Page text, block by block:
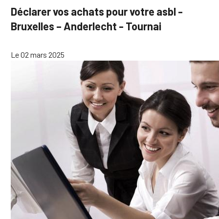
Déclarer vos achats pour votre asbl -
Bruxelles – Anderlecht - Tournai
Le 02 mars 2025